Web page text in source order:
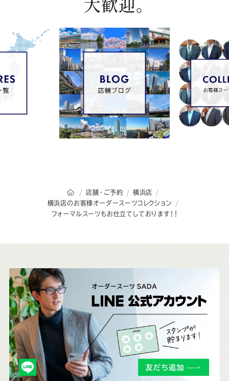
オーダースーツSADAのトップページ
店舗・ご予約
横浜店
横浜店のお客様オーダースーツコレクション
フォーマルスーツもお仕立てしております！！
こ
ち
ら
も
チ